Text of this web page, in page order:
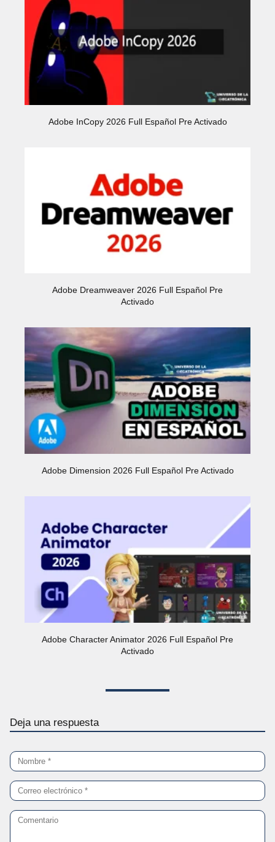
Adobe InCopy 2026 Full Español Pre Activado
Adobe Dreamweaver 2026 Full Español Pre
Activado
Adobe Dimension 2026 Full Español Pre Activado
Adobe Character Animator 2026 Full Español Pre
Activado
Deja una respuesta